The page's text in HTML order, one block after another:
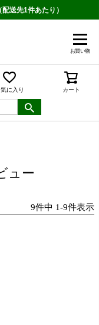
送先1件あたり）
お買い物
に入り カート
ュー
9件中 1-9件表示